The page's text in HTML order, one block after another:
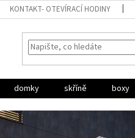
KONTAKT- OTEVÍRACÍ HODINY
domky skříně boxy